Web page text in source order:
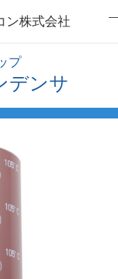
ン株式会社
プ
デンサ